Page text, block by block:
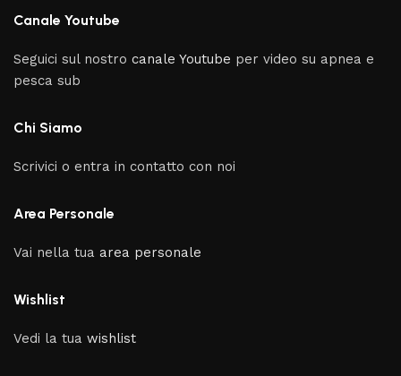
Canale Youtube
Seguici sul nostrocanale Youtube per video su apnea e
pesca sub
Chi Siamo
Scrivici o entra in contatto con noi
Area Personale
Vai nella tua area personale
Wishlist
Vedi la tuawishlist